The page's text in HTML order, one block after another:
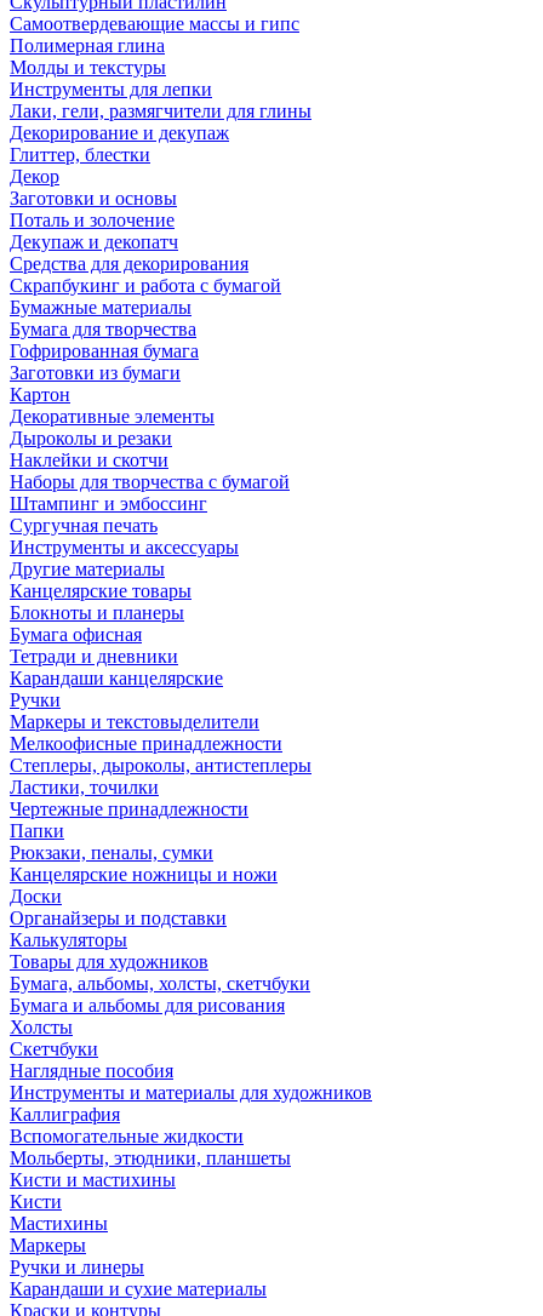
Самоотвердевающие массы и гипс
Полимерная глина
Молды и текстуры
Инструменты для лепки
Лаки, гели, размягчители для глины
Декорирование и декупаж
Глиттер, блестки
Декор
Заготовки и основы
Поталь и золочение
Декупаж и декопатч
Средства для декорирования
Скрапбукинг и работа с бумагой
Бумажные материалы
Бумага для творчества
Гофрированная бумага
Заготовки из бумаги
Картон
Декоративные элементы
Дыроколы и резаки
Наклейки и скотчи
Наборы для творчества с бумагой
Штампинг и эмбоссинг
Сургучная печать
Инструменты и аксессуары
Другие материалы
Канцелярские товары
Блокноты и планеры
Бумага офисная
Тетради и дневники
Карандаши канцелярские
Ручки
Маркеры и текстовыделители
Мелкоофисные принадлежности
Степлеры, дыроколы, антистеплеры
Ластики, точилки
Чертежные принадлежности
Папки
Рюкзаки, пеналы, сумки
Канцелярские ножницы и ножи
Доски
Органайзеры и подставки
Калькуляторы
Товары для художников
Бумага, альбомы, холсты, скетчбуки
Бумага и альбомы для рисования
Холсты
Скетчбуки
Наглядные пособия
Инструменты и материалы для художников
Каллиграфия
Вспомогательные жидкости
Мольберты, этюдники, планшеты
Кисти и мастихины
Кисти
Мастихины
Маркеры
Ручки и линеры
Карандаши и сухие материалы
Краски и контуры